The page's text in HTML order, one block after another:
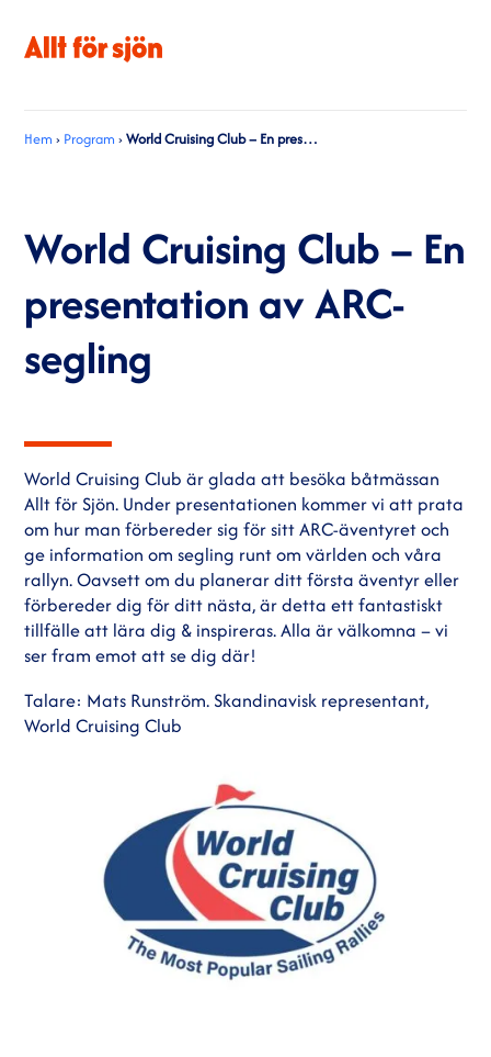
Hem › Program › World Cruising Club – En presentation av ARC-segling
World Cruising Club – En
presentation av ARC-
segling
World Cruising Club är glada att besöka båtmässan
Allt för Sjön. Under presentationen kommer vi att prata
om hur man förbereder sig för sitt ARC-äventyret och
ge information om segling runt om världen och våra
rallyn. Oavsett om du planerar ditt första äventyr eller
förbereder dig för ditt nästa, är detta ett fantastiskt
tillfälle att lära dig & inspireras. Alla är välkomna – vi
ser fram emot att se dig där!
Talare: Mats Runström. Skandinavisk representant,
World Cruising Club